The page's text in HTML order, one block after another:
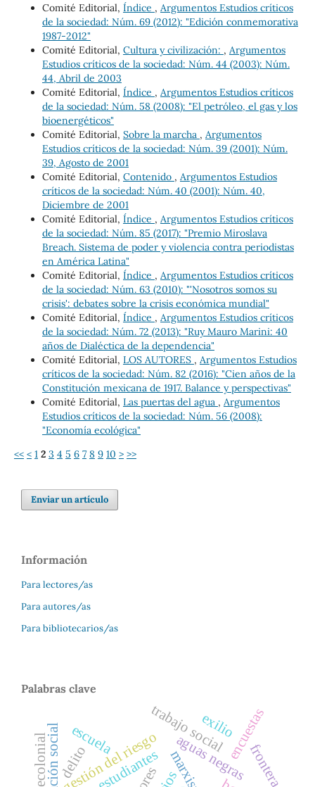
Comité Editorial, Índice , Argumentos Estudios críticos
de la sociedad: Núm. 69 (2012): "Edición conmemorativa
1987-2012"
Comité Editorial, Cultura y civilización: , Argumentos
Estudios críticos de la sociedad: Núm. 44 (2003): Núm.
44, Abril de 2003
Comité Editorial, Índice , Argumentos Estudios críticos
de la sociedad: Núm. 58 (2008): "El petróleo, el gas y los
bioenergéticos"
Comité Editorial, Sobre la marcha , Argumentos
Estudios críticos de la sociedad: Núm. 39 (2001): Núm.
39, Agosto de 2001
Comité Editorial, Contenido , Argumentos Estudios
críticos de la sociedad: Núm. 40 (2001): Núm. 40,
Diciembre de 2001
Comité Editorial, Índice , Argumentos Estudios críticos
de la sociedad: Núm. 85 (2017): "Premio Miroslava
Breach. Sistema de poder y violencia contra periodistas
en América Latina"
Comité Editorial, Índice , Argumentos Estudios críticos
de la sociedad: Núm. 63 (2010): "'Nosotros somos su
crisis': debates sobre la crisis económica mundial"
Comité Editorial, Índice , Argumentos Estudios críticos
de la sociedad: Núm. 72 (2013): "Ruy Mauro Marini: 40
años de Dialéctica de la dependencia"
Comité Editorial, LOS AUTORES , Argumentos Estudios
críticos de la sociedad: Núm. 82 (2016): "Cien años de la
Constitución mexicana de 1917. Balance y perspectivas"
Comité Editorial, Las puertas del agua , Argumentos
Estudios críticos de la sociedad: Núm. 56 (2008):
"Economía ecológica"
<< < 1 2 3 4 5 6 7 8 9 10 > >>
Enviar un artículo
Información
Para lectores/as
Para autores/as
Para bibliotecarios/as
Palabras clave
gestión del riesgo aguas negras
encuestas
delito
trabajo social
escuela
estudiantes frontera
exilio